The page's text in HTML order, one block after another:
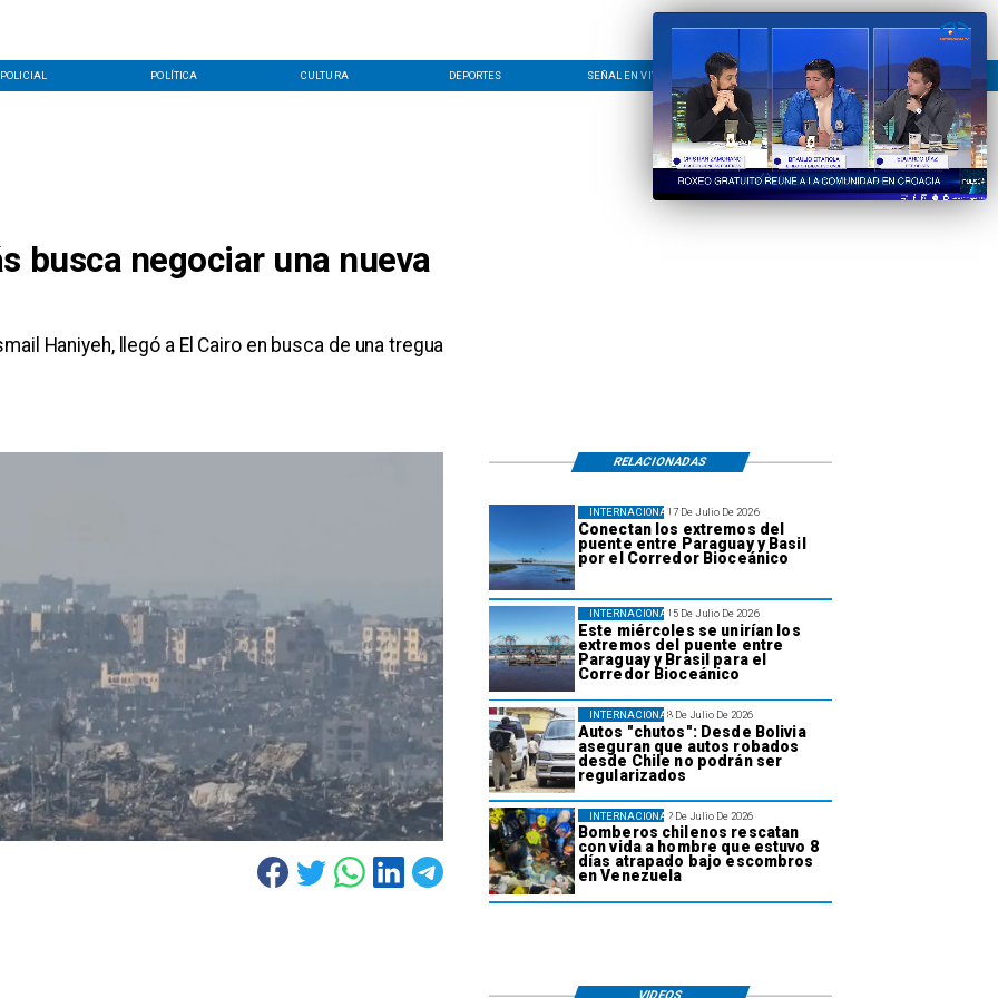
POLICIAL POLÍTICA CULTURA DEPORTES SEÑAL EN VIVO CONTACTO LÍNEA EDITORIAL
busca negociar una nueva
Haniyeh, llegó a El Cairo en busca de una tregua
17 De Julio De 2026
Conectan los extremos del
puente entre Paraguay y Basil
por el Corredor Bioceánico
INTERNACIONAL
15 De Julio De 2026
Este miércoles se unirían los
extremos del puente entre
Paraguay y Brasil para el
Corredor Bioceánico
INTERNACIONAL
8 De Julio De 2026
Autos "chutos": Desde Bolivia
aseguran que autos robados
desde Chile no podrán ser
regularizados
INTERNACIONAL
2 De Julio De 2026
Bomberos chilenos rescatan
con vida a hombre que estuvo 8
días atrapado bajo escombros
en Venezuela
INTERNACIONAL
RELACIONADAS